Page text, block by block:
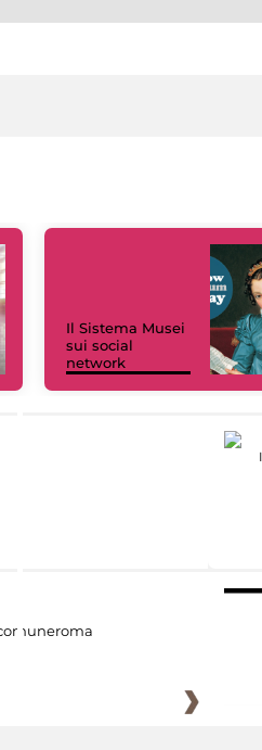
Il Sistema Musei
sui social
network